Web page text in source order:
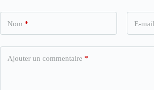
Nom * E-mail
Ajouter un commentaire *